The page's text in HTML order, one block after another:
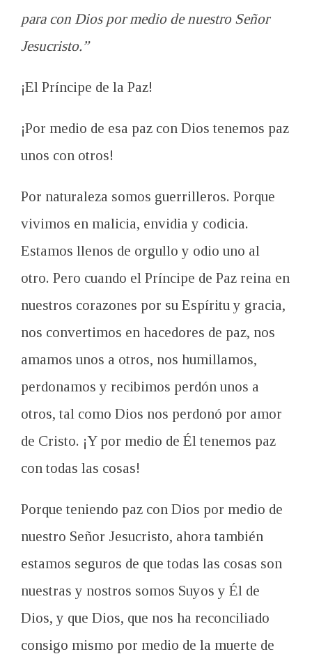
para con Dios por medio de nuestro Señor
Jesucristo.”
¡El Príncipe de la Paz!
¡Por medio de esa paz con Dios tenemos paz
unos con otros!
Por naturaleza somos guerrilleros. Porque
vivimos en malicia, envidia y codicia.
Estamos llenos de orgullo y odio uno al
otro. Pero cuando el Príncipe de Paz reina en
nuestros corazones por su Espíritu y gracia,
nos convertimos en hacedores de paz, nos
amamos unos a otros, nos humillamos,
perdonamos y recibimos perdón unos a
otros, tal como Dios nos perdonó por amor
de Cristo. ¡Y por medio de Él tenemos paz
con todas las cosas!
Porque teniendo paz con Dios por medio de
nuestro Señor Jesucristo, ahora también
estamos seguros de que todas las cosas son
nuestras y nostros somos Suyos y Él de
Dios, y que Dios, que nos ha reconciliado
consigo mismo por medio de la muerte de